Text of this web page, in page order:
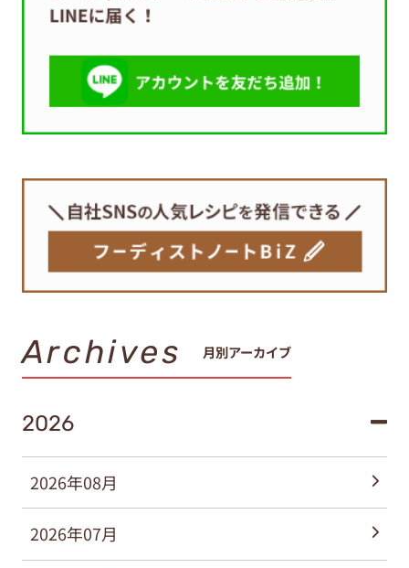
Archives 月別アーカイブ
2026
2026年08月
2026年07月